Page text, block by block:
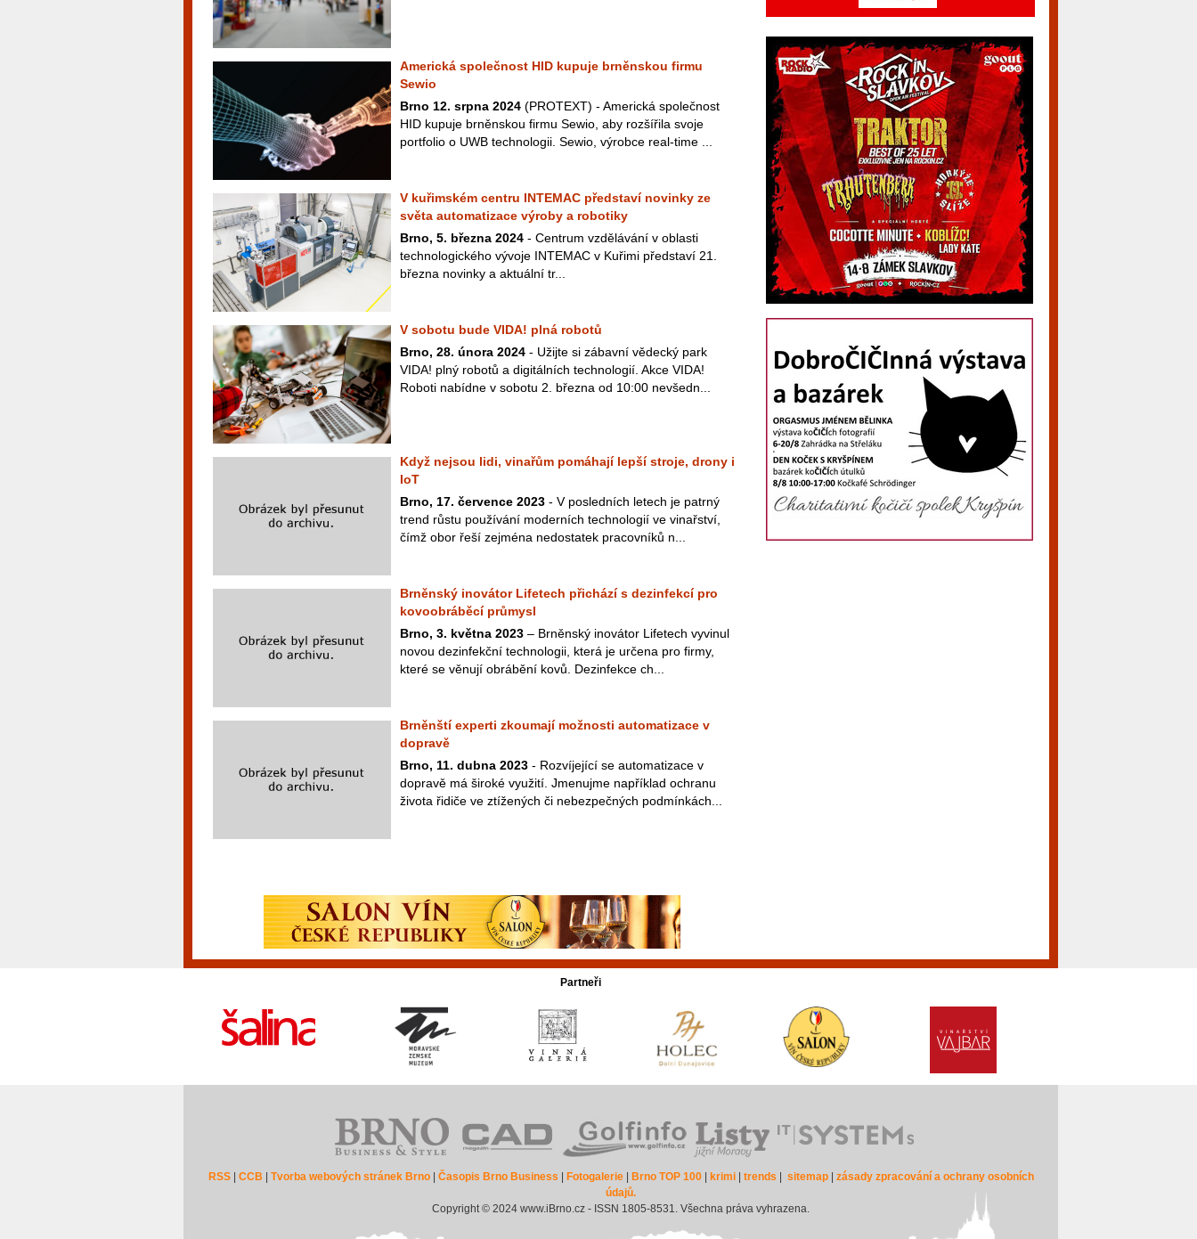
Americká společnost HID kupuje brněnskou firmu
Sewio
Brno 12. srpna 2024 (PROTEXT) - Americká společnost
HID kupuje brněnskou firmu Sewio, aby rozšířila svoje
portfolio o UWB technologii. Sewio, výrobce real-time ...
V kuřimském centru INTEMAC představí novinky ze
světa automatizace výroby a robotiky
Brno, 5. března 2024 - Centrum vzdělávání v oblasti
technologického vývoje INTEMAC v Kuřimi představí 21.
března novinky a aktuální tr...
V sobotu bude VIDA! plná robotů
Brno, 28. února 2024 - Užijte si zábavní vědecký park
VIDA! plný robotů a digitálních technologií. Akce VIDA!
Roboti nabídne v sobotu 2. března od 10:00 nevšedn...
Když nejsou lidi, vinařům pomáhají lepší stroje, drony i
IoT
Brno, 17. července 2023 - V posledních letech je patrný
trend růstu používání moderních technologií ve vinařství,
čímž obor řeší zejména nedostatek pracovníků n...
Brněnský inovátor Lifetech přichází s dezinfekcí pro
kovoobráběcí průmysl
Brno, 3. května 2023 – Brněnský inovátor Lifetech vyvinul
novou dezinfekční technologii, která je určena pro firmy,
které se věnují obrábění kovů. Dezinfekce ch...
Brněnští experti zkoumají možnosti automatizace v
dopravě
Brno, 11. dubna 2023 - Rozvíjející se automatizace v
dopravě má široké využití. Jmenujme například ochranu
života řidiče ve ztížených či nebezpečných podmínkách...
Partneři
RSS| CCB Tvorba webových stránek Brno| Časopis Brno Business Fotogalerie| Brno TOP 100| krimi| trends sitemap| zásady zpracování a ochrany osobních
údajů.
Copyright © 2024 www.iBrno.cz - ISSN 1805-8531. Všechna práva vyhrazena.